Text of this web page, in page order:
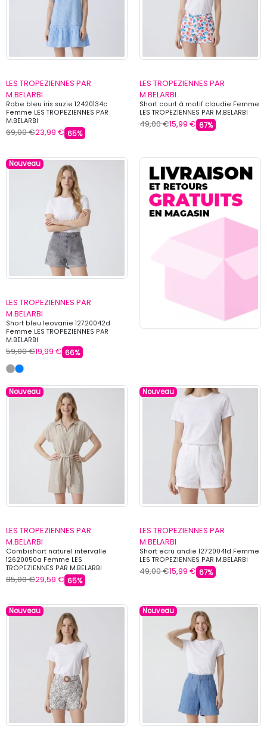
LES TROPEZIENNES PAR
M.BELARBI
Robe bleu iris suzie 12420134c
Femme LES TROPEZIENNES PAR
M.BELARBI
69,00 €23,99 € 65%
LES TROPEZIENNES PAR
M.BELARBI
Short court à motif claudie Femme
LES TROPEZIENNES PAR M.BELARBI
49,00 €15,99 € 67%
Nouveau
LES TROPEZIENNES PAR
M.BELARBI
Short bleu leovanie 12720042d
Femme LES TROPEZIENNES PAR
M.BELARBI
59,00 €19,99 € 66%
Nouveau
LES TROPEZIENNES PAR
M.BELARBI
Combishort naturel intervalle
12620050a Femme LES
TROPEZIENNES PAR M.BELARBI
85,00 €29,59 € 65%
Nouveau
LES TROPEZIENNES PAR
M.BELARBI
Short ecru andie 12720041d Femme
LES TROPEZIENNES PAR M.BELARBI
49,00 €15,99 € 67%
Nouveau Nouveau